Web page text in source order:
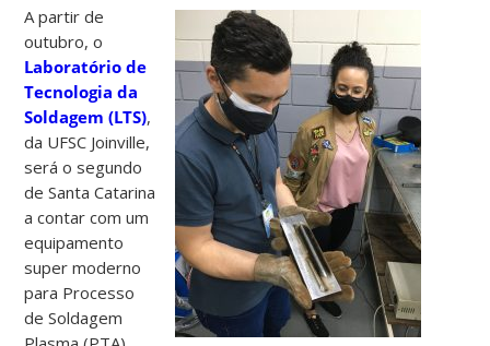
A partir de
outubro, o
Laboratório de
Tecnologia da
Soldagem (LTS),
da UFSC Joinville,
será o segundo
de Santa Catarina
a contar com um
equipamento
super moderno
para Processo
de Soldagem